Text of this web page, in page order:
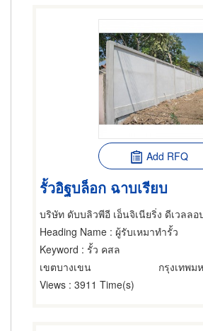
Add RFQ
รั้วอิฐบล็อก ฉาบเรียบ
บริษัท ดับบลิวพีอี เอ็นจิเนียริ่ง ดีเวลลอ
Heading Name : ผู้รับเหมาทำรั้ว
Keyword : รั้ว คสล
เขตบางเขน
กรุงเทพม
Views : 3911 Time(s)